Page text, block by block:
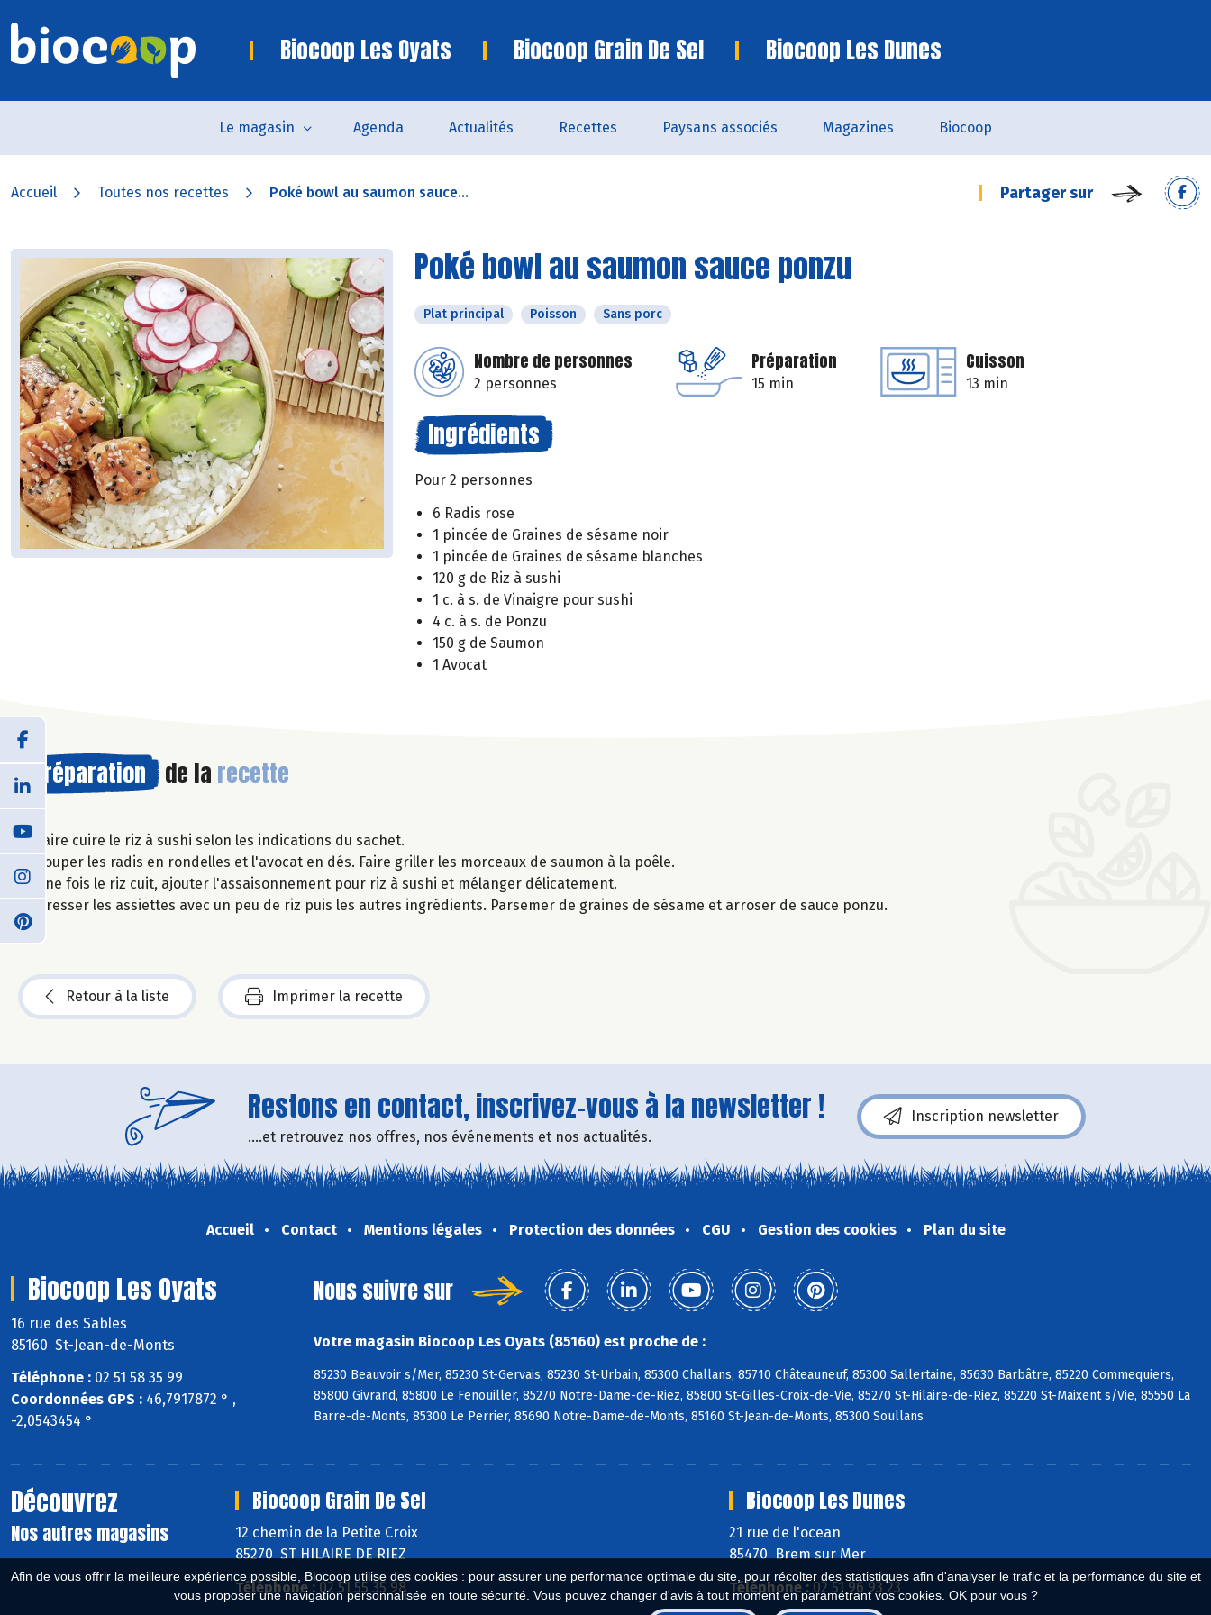
Afin de vous offrir la meilleure expérience possible, Biocoop utilise des cookies : pour assurer une performance optimale du site, pour récolter des statistiques afin d'analyser le trafic et la performance du site et
vous proposer une navigation personnalisée en toute sécurité. Vous pouvez changer d'avis à tout moment en paramétrant vos cookies. OK pour vous ?
Biocoop Les Oyats Biocoop Grain De Sel Biocoop Les Dunes
Le magasin Agenda Actualités Recettes Paysans associés Magazines Biocoop
Accueil Toutes nos recettes Poké bowl au saumon sauce... Partager sur
Poké bowl au saumon sauce ponzu
Plat principal Poisson Sans porc
Nombre de personnes
2 personnes
Préparation
15 min
Cuisson
13 min
Ingrédients
Pour 2 personnes
6 Radis rose
1 pincée de Graines de sésame noir
1 pincée de Graines de sésame blanches
120 g de Riz à sushi
1 c. à s. de Vinaigre pour sushi
4 c. à s. de Ponzu
150 g de Saumon
1 Avocat
Préparation de la recette
Faire cuire le riz à sushi selon les indications du sachet.
Couper les radis en rondelles et l'avocat en dés. Faire griller les morceaux de saumon à la poêle.
Une fois le riz cuit, ajouter l'assaisonnement pour riz à sushi et mélanger délicatement.
Dresser les assiettes avec un peu de riz puis les autres ingrédients. Parsemer de graines de sésame et arroser de sauce ponzu.
Retour à la liste Imprimer la recette
Restons en contact, inscrivez-vous à la newsletter !
....et retrouvez nos offres, nos événements et nos actualités.
Inscription newsletter
Accueil Contact Mentions légales Protection des données CGU Gestion des cookies Plan du site
Biocoop Les Oyats
16 rue des Sables
85160 St-Jean-de-Monts
Téléphone : 02 51 58 35 99
Coordonnées GPS : 46,7917872 ° ,
-2,0543454 °
Nous suivre sur
Votre magasin Biocoop Les Oyats (85160) est proche de :
85230 Beauvoir s/Mer, 85230 St-Gervais, 85230 St-Urbain, 85300 Challans, 85710 Châteauneuf, 85300 Sallertaine, 85630 Barbâtre, 85220 Commequiers,
85800 Givrand, 85800 Le Fenouiller, 85270 Notre-Dame-de-Riez, 85800 St-Gilles-Croix-de-Vie, 85270 St-Hilaire-de-Riez, 85220 St-Maixent s/Vie, 85550 La
Barre-de-Monts, 85300 Le Perrier, 85690 Notre-Dame-de-Monts, 85160 St-Jean-de-Monts, 85300 Soullans
Découvrez
Nos autres magasins
Biocoop Grain De Sel
12 chemin de la Petite Croix
85270 ST HILAIRE DE RIEZ
Téléphone : 02 51 55 35 98
Biocoop Les Dunes
21 rue de l'ocean
85470 Brem sur Mer
Téléphone :02 51 96 93 23